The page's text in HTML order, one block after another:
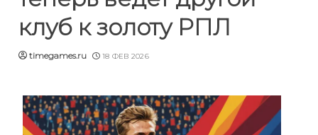
клуб к золоту РПЛ
timegames.ru 18 ФЕВ 2026